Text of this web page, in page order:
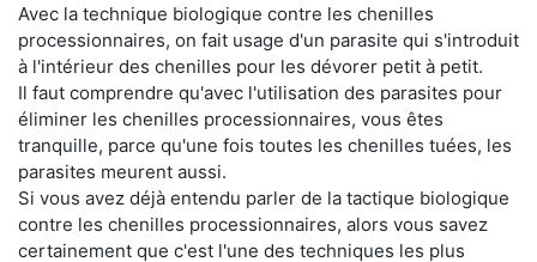
Avec la technique biologique contre les chenilles
processionnaires, on fait usage d'un parasite qui s'introduit
à l'intérieur des chenilles pour les dévorer petit à petit.
Il faut comprendre qu'avec l'utilisation des parasites pour
éliminer les chenilles processionnaires, vous êtes
tranquille, parce qu'une fois toutes les chenilles tuées, les
parasites meurent aussi.
Si vous avez déjà entendu parler de la tactique biologique
contre les chenilles processionnaires, alors vous savez
certainement que c'est l'une des techniques les plus